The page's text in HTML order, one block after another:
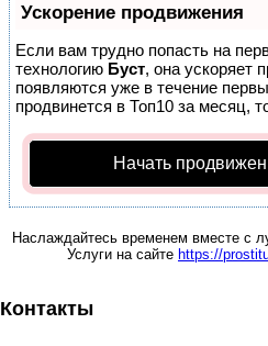
Ускорение продвижения
Если вам трудно попасть на
технологию Буст, она ускоряет
появляются уже в течение
продвинется в Топ10 за месяц,
Начать
Наслаждайтесь временем вместе с
Услуги на сайте https://
Контакты